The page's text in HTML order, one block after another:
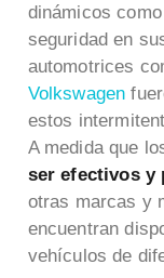
dinámicos
seguridad en
automotrices
Volkswagen
estos
A medida que
ser efectivos y
otras marcas y
encuentran
vehículos de